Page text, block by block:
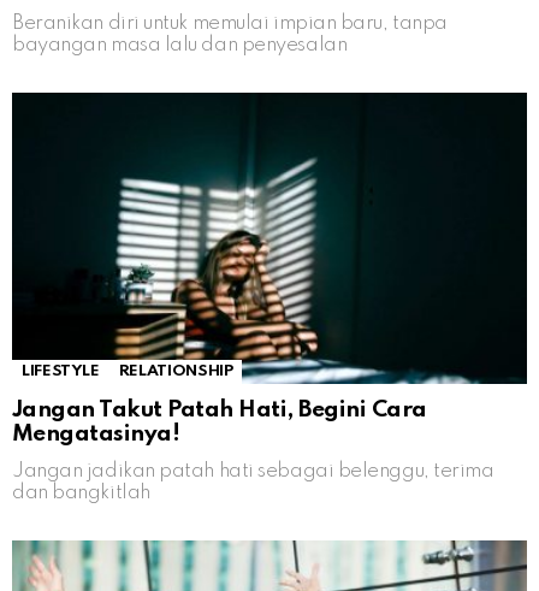
Beranikan diri untuk memulai impian baru, tanpa
bayangan masa lalu dan penyesalan
LIFESTYLE RELATIONSHIP
Jangan Takut Patah Hati, Begini Cara
Mengatasinya!
Jangan jadikan patah hati sebagai belenggu, terima
dan bangkitlah